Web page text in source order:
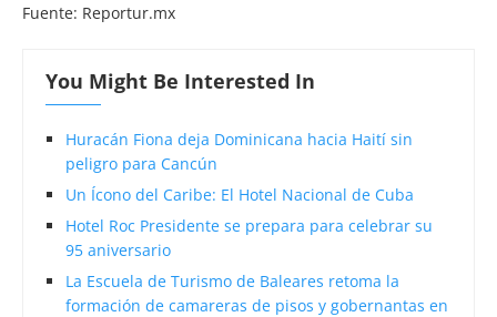
Fuente: Reportur.mx
You Might Be Interested In
Huracán Fiona deja Dominicana hacia Haití sin
peligro para Cancún
Un Ícono del Caribe: El Hotel Nacional de Cuba
Hotel Roc Presidente se prepara para celebrar su
95 aniversario
La Escuela de Turismo de Baleares retoma la
formación de camareras de pisos y gobernantas en